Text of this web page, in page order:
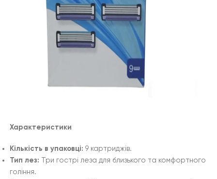
Характеристики
Кількість в упаковці: 9 картриджів.
Тип лез: Три гострі леза для близького та комфортного
гоління.